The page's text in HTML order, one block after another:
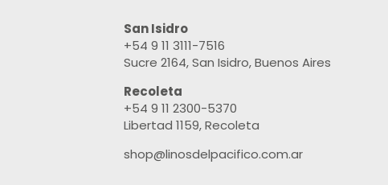
San Isidro
+54 9 11 3111-7516
Sucre 2164, San Isidro, Buenos Aires
Recoleta
+54 9 11 2300-5370
Libertad 1159, Recoleta
shop@linosdelpacifico.com.ar